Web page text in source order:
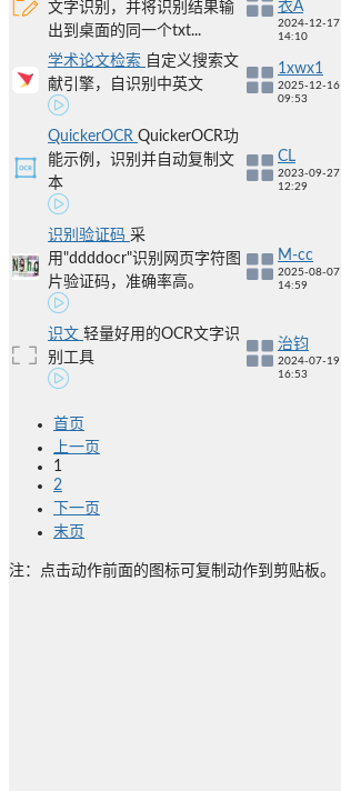
文字识别，并将识别结果输
出到桌面的同一个txt...
衣A
2024-12-17
14:10
学术论文检索 自定义搜索文
献引擎，自识别中英文
1xwx1
2025-12-16
09:53
QuickerOCR QuickerOCR功
能示例，识别并自动复制文
本
CL
2023-09-27
12:29
识别验证码 采
用"ddddocr"识别网页字符图
片验证码，准确率高。
M-cc
2025-08-07
14:59
识文 轻量好用的OCR文字识
别工具
治钧
2024-07-19
16:53
首页
上一页
1
2
下一页
末页
注：点击动作前面的图标可复制动作到剪贴板。